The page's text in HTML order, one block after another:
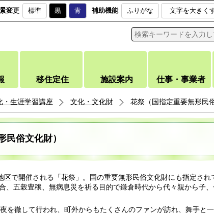
変更 標準 黒 青 補助機能 ふりがな 文字を大きく
移住定住 施設案内 仕事・事業者
・生涯学習講座 文化・文化財 花祭（国指定重要無形民
民俗文化財）
で開催される「花祭」。国の重要無形民俗文化財にも指定され
、五穀豊穣、無病息災を祈る目的で鎌倉時代から代々親から子
を徹して行われ、町外からもたくさんのファンが訪れ、舞手と